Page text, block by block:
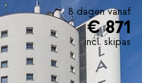
kluisje, minibar en een
Een deel van de kamers
Travel boek je een 2-
2-persoonskamer
8 dagen vanaf
€ 871
incl. skipas